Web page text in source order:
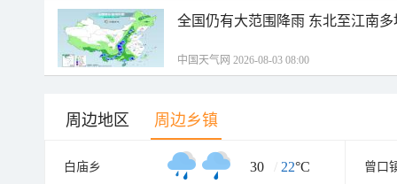
全国仍有大范围降雨 东北至江南
中国天气网 2026-08-03 08:00
周边地区 周边乡镇
白庙乡 30 / 22°C 曾口